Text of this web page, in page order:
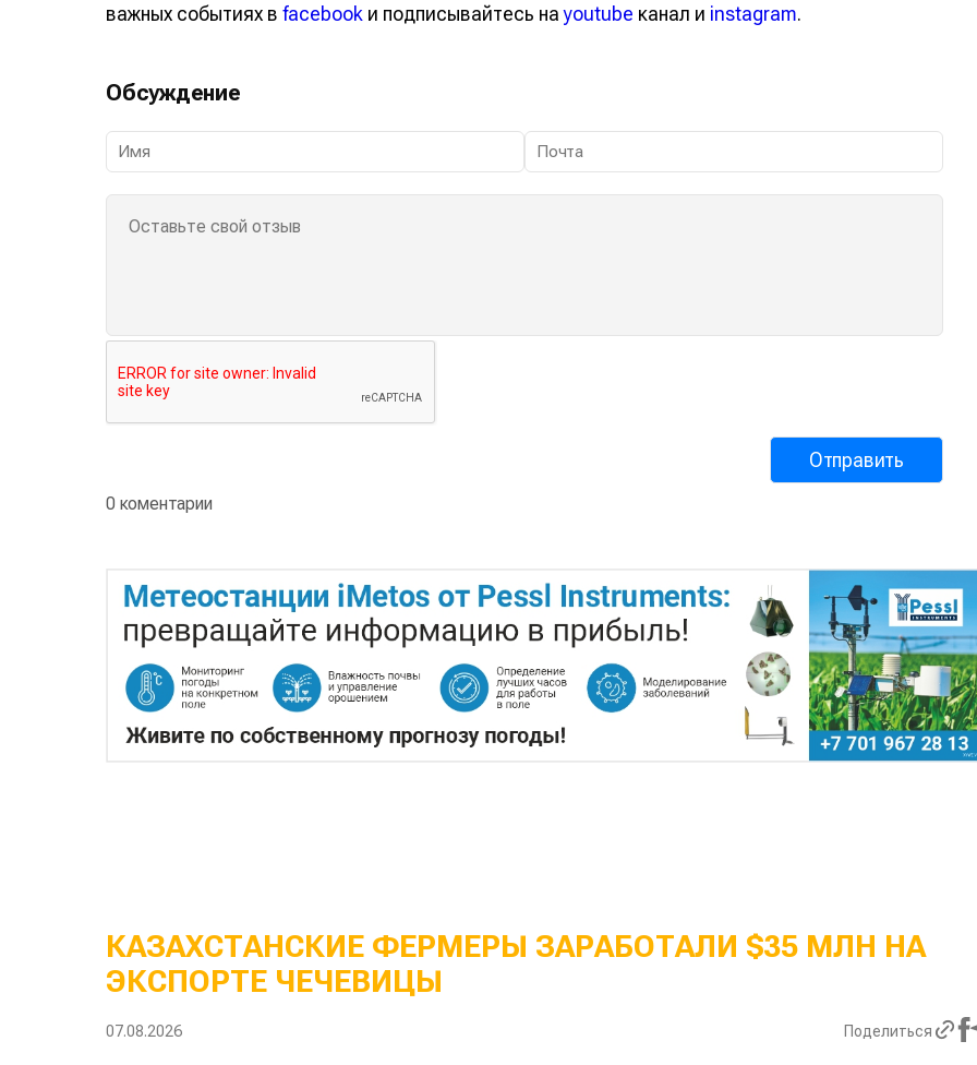
важных событиях в facebook и подписывайтесь наyoutube канал и instagram.
Обсуждение
0 коментарии
КАЗАХСТАНСКИЕ ФЕРМЕРЫ ЗАРАБОТАЛИ $35 МЛН НА
ЭКСПОРТЕ ЧЕЧЕВИЦЫ
07.08.2026 Поделиться